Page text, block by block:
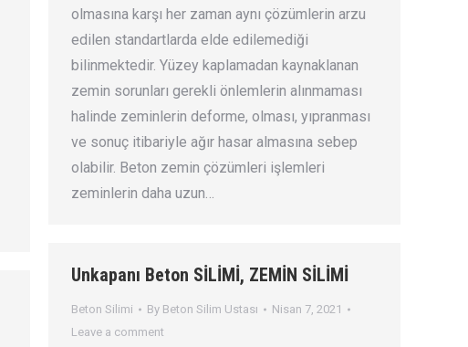
olmasına karşı her zaman aynı çözümlerin arzu
edilen standartlarda elde edilemediği
bilinmektedir. Yüzey kaplamadan kaynaklanan
zemin sorunları gerekli önlemlerin alınmaması
halinde zeminlerin deforme, olması, yıpranması
ve sonuç itibariyle ağır hasar almasına sebep
olabilir. Beton zemin çözümleri işlemleri
zeminlerin daha uzun…
Unkapanı Beton SİLİMİ, ZEMİN SİLİMİ
Beton Silimi By Beton Silim Ustası
Nisan 7, 2021
Leave a comment